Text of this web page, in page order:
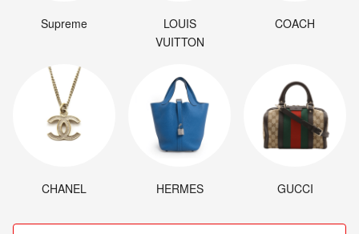
Supreme
LOUIS
VUITTON
COACH
CHANEL HERMES GUCCI